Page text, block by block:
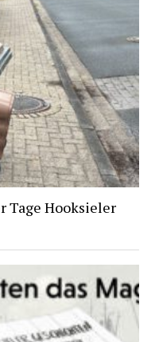
Tage Hooksieler